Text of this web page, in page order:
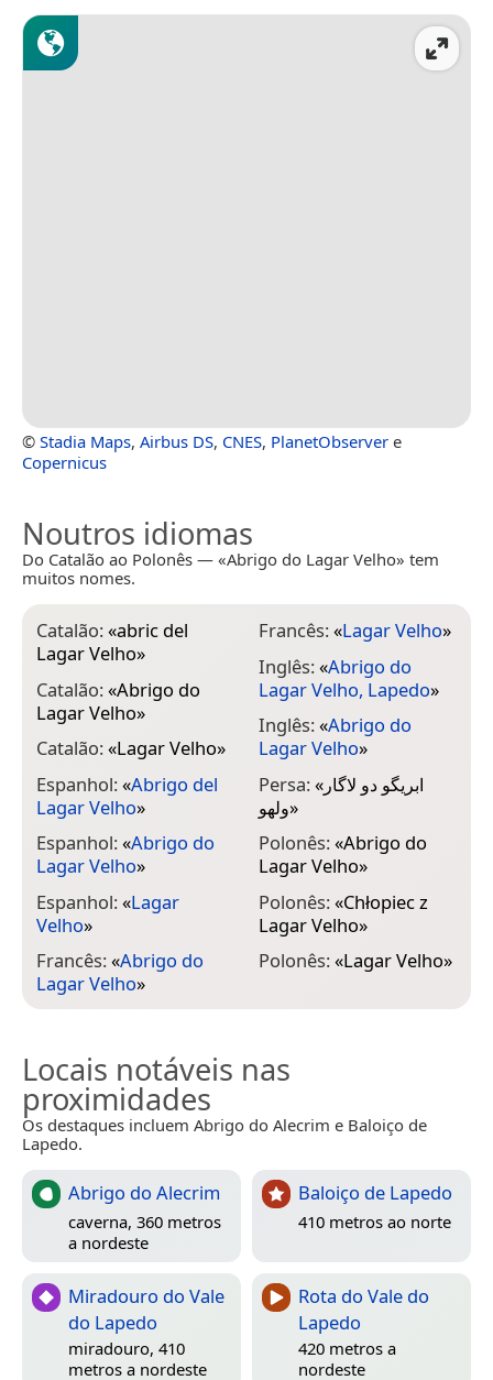
© Stadia Maps, Airbus DS, CNES, PlanetObserver e
Copernicus
Noutros idiomas
Do Catalão ao Polonês — «Abrigo do Lagar Velho» tem
muitos nomes.
Catalão:«abric del
Lagar Velho»
Catalão:«Abrigo do
Lagar Velho»
Catalão:«Lagar Velho»
Espanhol:«Abrigo del
Lagar Velho»
Espanhol:«Abrigo do
Lagar Velho»
Espanhol:«Lagar
Velho»
Francês:«Abrigo do
Lagar Velho»
Francês:«Lagar Velho»
Inglês:«Abrigo do
Lagar Velho, Lapedo»
Inglês:«Abrigo do
Lagar Velho»
Persa:«ابریگو دو لاگار
ولهو»
Polonês:«Abrigo do
Lagar Velho»
Polonês:«Chłopiec z
Lagar Velho»
Polonês:«Lagar Velho»
Locais notáveis nas
proximidades
Os destaques incluem Abrigo do Alecrim e Baloiço de
Lapedo.
Abrigo do Alecrim
caverna, 360 metros
a nordeste
Baloiço de Lapedo
410 metros ao norte
Miradouro do Vale
do Lapedo
miradouro, 410
metros a nordeste
Rota do Vale do
Lapedo
420 metros a
nordeste